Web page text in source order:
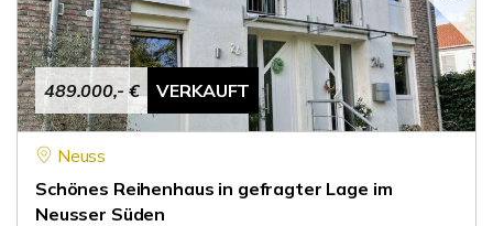
489.000,- € VERKAUFT
Neuss
Schönes Reihenhaus in gefragter Lage im
Neusser Süden